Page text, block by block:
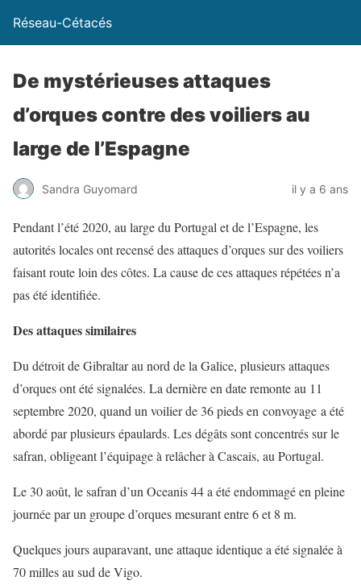
Réseau-Cétacés
De mystérieuses attaques
d’orques contre des voiliers au
large de l’Espagne
Sandra Guyomard il y a 6 ans
Pendant l’été 2020, au large du Portugal et de l’Espagne, les
autorités locales ont recensé des attaques d’orques sur des voiliers
faisant route loin des côtes. La cause de ces attaques répétées n’a
pas été identifiée.
Des attaques similaires
Du détroit de Gibraltar au nord de la Galice, plusieurs attaques
d’orques ont été signalées. La dernière en date remonte au 11
septembre 2020, quand un voilier de 36 pieds en convoyage a été
abordé par plusieurs épaulards. Les dégâts sont concentrés sur le
safran, obligeant l’équipage à relâcher à Cascais, au Portugal.
Le 30 août, le safran d’un Oceanis 44 a été endommagé en pleine
journée par un groupe d’orques mesurant entre 6 et 8 m.
Quelques jours auparavant, une attaque identique a été signalée à
70 milles au sud de Vigo.